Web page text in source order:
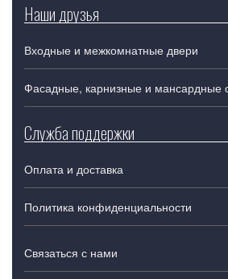
Наши друзья
Входные и межкомнатные двери
Фасадные, карнизные и мансардные
Служба поддержки
Оплата и доставка
Политика конфиденциальности
Связаться с нами